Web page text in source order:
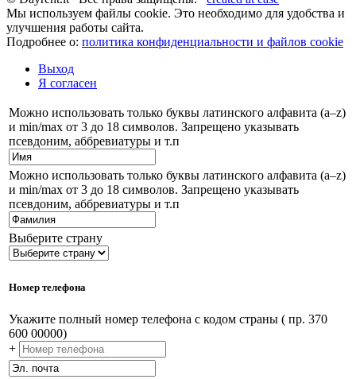
Мы используем файлы cookie. Это необходимо для удобства и
улучшения работы сайта.
Подробнее о: политика конфиденциальности и файлов cookie
Выход
Я согласен
Можно использовать только буквы латинского алфавита (a–z)
и min/max от 3 до 18 символов. Запрещено указывать
псевдоним, аббревиатуры и т.п
Можно использовать только буквы латинского алфавита (a–z)
и min/max от 3 до 18 символов. Запрещено указывать
псевдоним, аббревиатуры и т.п
Выберите страну
Номер телефона
Укажите полный номер телефона с кодом страны ( пр. 370
600 00000)
+